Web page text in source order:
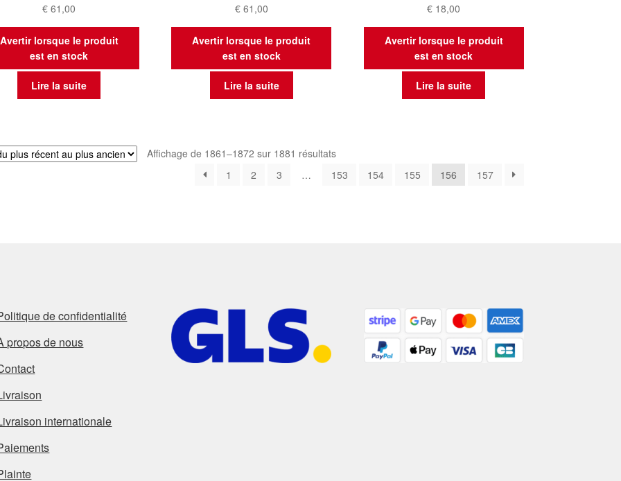
€ 61,00
Avertir lorsque le produit
est en stock
Lire la suite
€61,00
Avertir lorsque le produit
est en stock
Lire la suite
€ 18,00
Avertir lorsque le produit
est en stock
Lire la suite
Affichage de 1861–1872 sur 1881 résultatsTrié
plus
1 2 3 … 153 154 155 156 157
de confidentialité
propos de nous
internationale